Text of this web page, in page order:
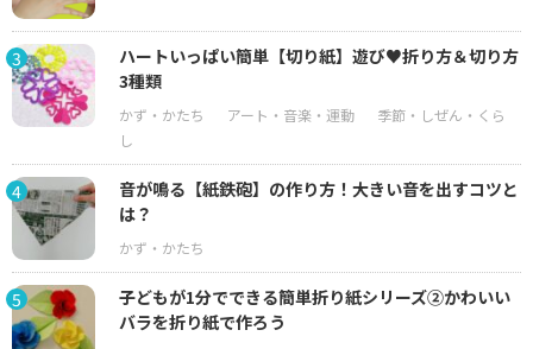
3
ハートいっぱい簡単【切り紙】遊び♥折り方＆切り方
3種類
4
音が鳴る【紙鉄砲】の作り方！大きい音を出すコツと
は？
5
子どもが1分でできる簡単折り紙シリーズ②かわいい
バラを折り紙で作ろう